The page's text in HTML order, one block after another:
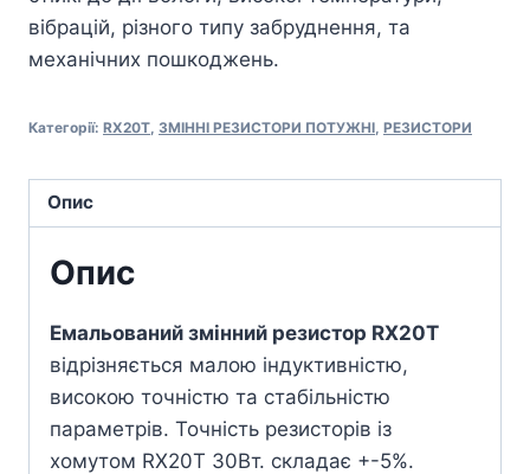
вібрацій, різного типу забруднення, та
механічних пошкоджень.
Категорії: RX20T ЗМІННІ РЕЗИСТОРИ ПОТУЖНІ РЕЗИСТОРИ
Опис
Опис
Емальований змінний резистор RX20T
відрізняється малою індуктивністю,
високою точністю та стабільністю
параметрів. Точність резисторів із
хомутом RX20T 30Вт. складає +-5%.